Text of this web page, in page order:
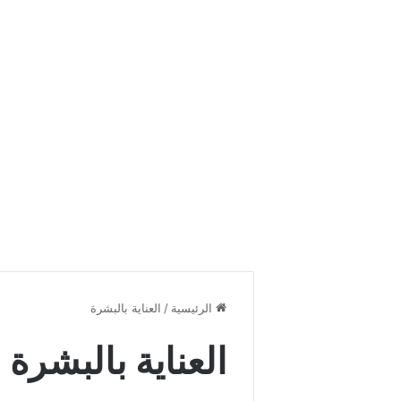
الرئيسية / العناية بالبشرة
العناية بالبشرة